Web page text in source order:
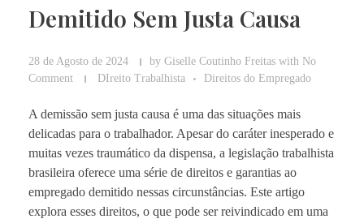
Demitido Sem Justa Causa
28 de Agosto de 2024 by Giselle Coutinho Freitas with No
Comment
DIreito Trabalhista Direitos do Empregado
A demissão sem justa causa é uma das situações mais
delicadas para o trabalhador. Apesar do caráter inesperado e
muitas vezes traumático da dispensa, a legislação trabalhista
brasileira oferece uma série de direitos e garantias ao
empregado demitido nessas circunstâncias. Este artigo
explora esses direitos, o que pode ser reivindicado em uma